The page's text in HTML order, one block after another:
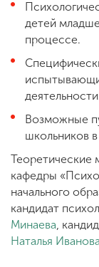
детей
процессе.
Возможные
школьников
Теоретические
кафедры
начального
кандидат
Минаева,
Наталья Иванова